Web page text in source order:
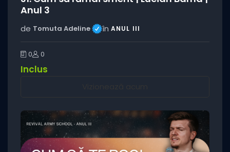
Anul 3
de Tomuta Adeline în ANUL III
0 0
Inclus